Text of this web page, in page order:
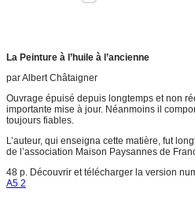
La Peinture à l’huile à l’ancienne
par Albert Châtaigner
Ouvrage épuisé depuis longtemps et non
importante mise à jour. Néanmoins il
toujours fiables.
L’auteur, qui enseigna cette matière, fut
de l’association Maison Paysannes de
48 p. Découvrir et télécharger la version
A5 2